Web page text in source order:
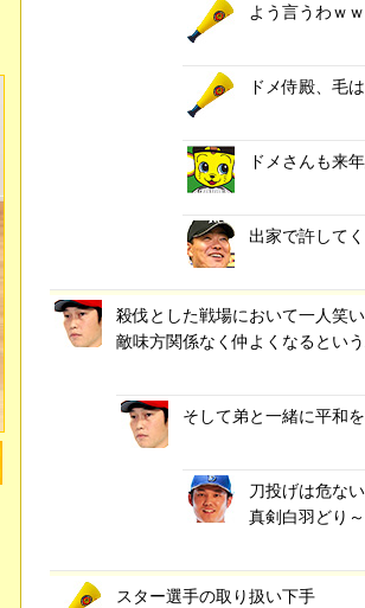
よう言うわｗ
ドメ侍殿、毛
ドメさんも来
出家で許してく
殺伐とした戦場において一人笑
敵味方関係なく仲よくなるとい
そして弟と一緒に平和
刀投げは危な
真剣白羽どり
スター選手の取り扱い下手